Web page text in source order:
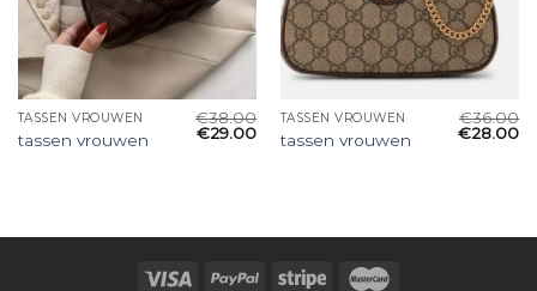
TASSEN VROUWEN
tassen vrouwen
€38.00
€29.00
TASSEN VROUWEN
tassen vrouwen
€36.00
€28.00